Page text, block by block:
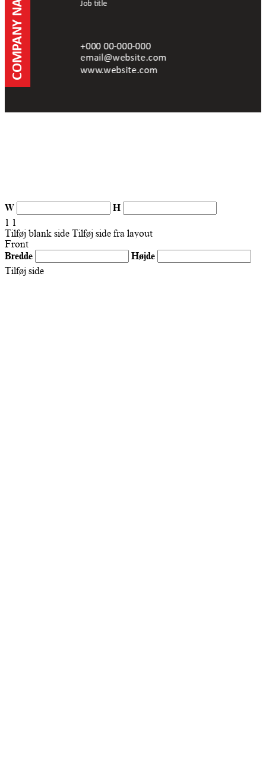
W
H
1 1
Tilføj blank side Tilføj side fra layout
Front
Bredde
Højde
Tilføj side